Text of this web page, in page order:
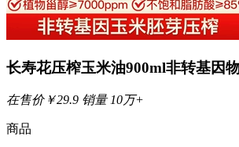
长寿花压榨玉米油900ml非转基因
在售价￥29.9 销量10万+
商品